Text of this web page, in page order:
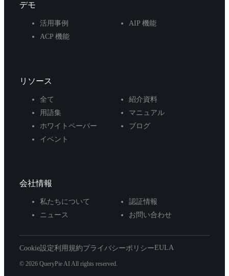
デモ
活用事例
AIP 機能
ACP 機能
リソース
全て
紹介資料
用語集
マニュアル
ホワイトペーパー
ブログ
イベント
会社情報
私たちについて
認証情報
ニュース
お問い合わせ
Cookie設定利用規約プライバシーポリシーEULA
© 2026 QueryPie AI All rights reserved.